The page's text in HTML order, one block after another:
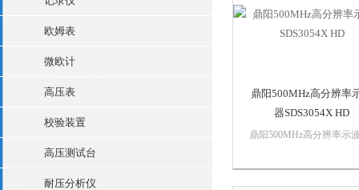
欧姆表
微欧计
高压表
校验装置
高压测试台
耐压分析仪
鼎阳500MHz高分辨率
器SDS3054X HD
鼎阳500MHz高分辨率示
宽：500MHz存储深度：